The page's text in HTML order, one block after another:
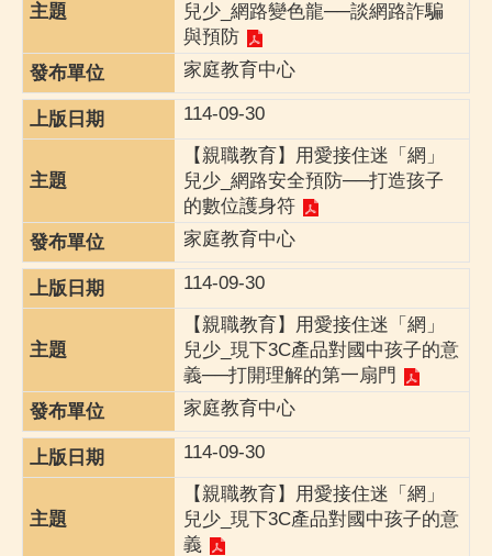
兒少_網路變色龍──談網路詐騙
與預防
家庭教育中心
114-09-30
【親職教育】用愛接住迷「網」
兒少_網路安全預防──打造孩子
的數位護身符
家庭教育中心
114-09-30
【親職教育】用愛接住迷「網」
兒少_現下3C產品對國中孩子的意
義──打開理解的第一扇門
家庭教育中心
114-09-30
【親職教育】用愛接住迷「網」
兒少_現下3C產品對國中孩子的意
義